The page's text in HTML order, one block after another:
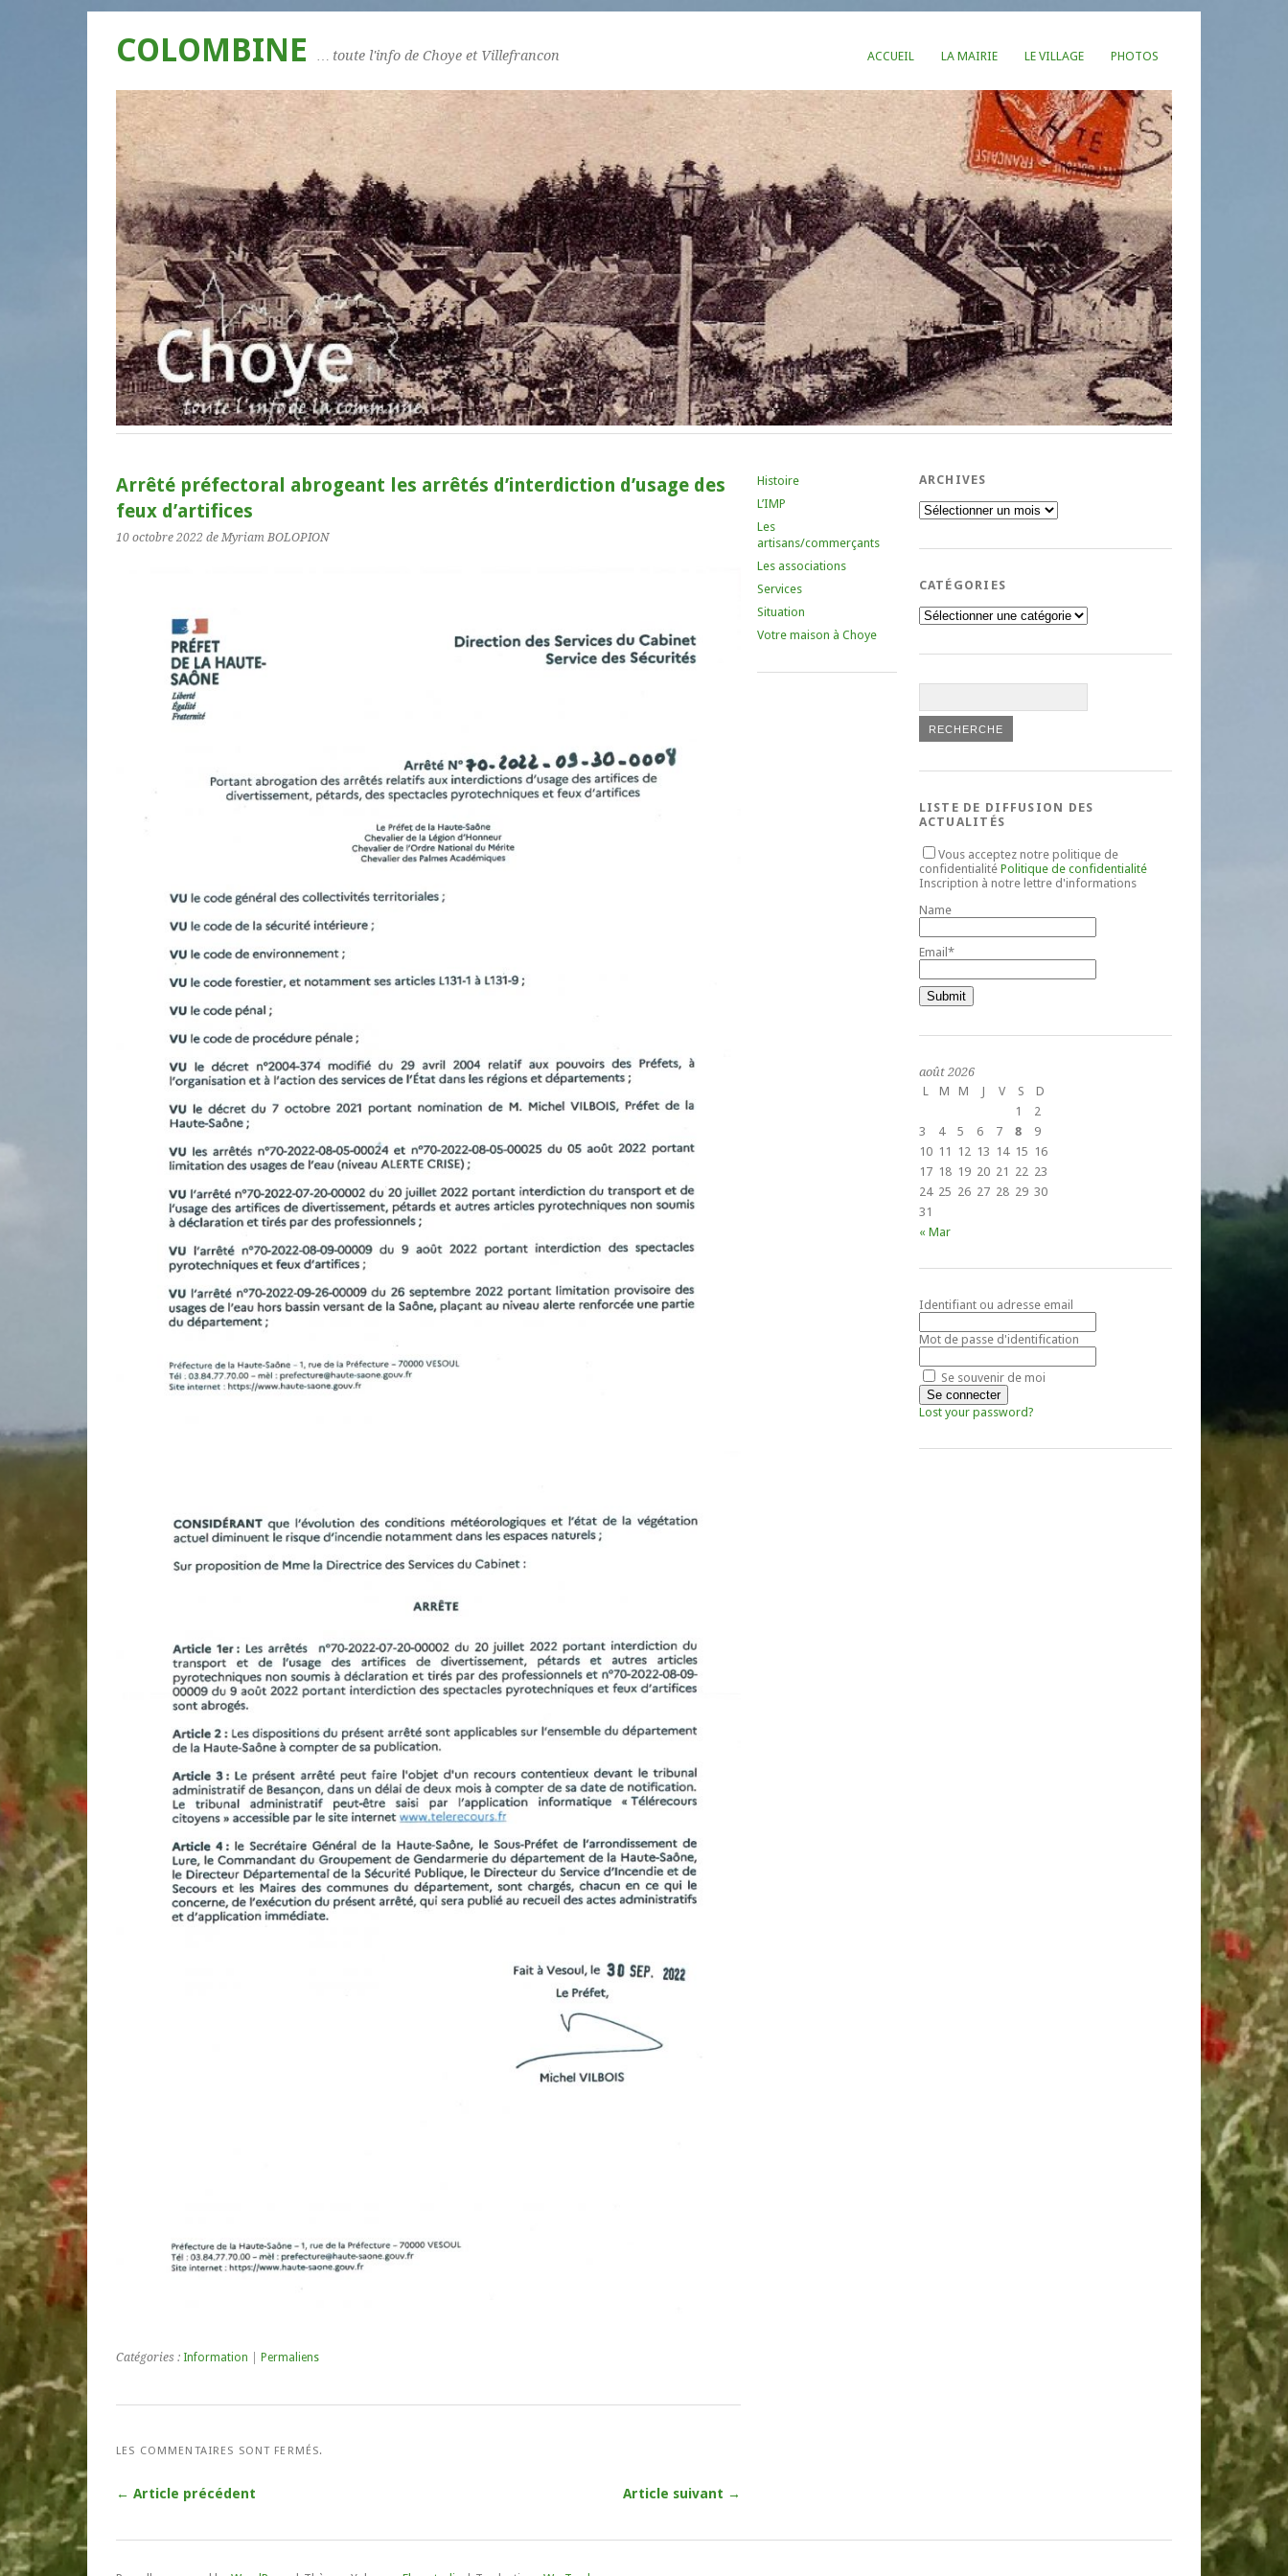
ACCUEIL LA MAIRIE LE VILLAGE PHOTOS
COLOMBINE … toute l'info de Choye et Villefrancon
Arrêté préfectoral abrogeant les arrêtés d’interdiction d’usage des
feux d’artifices
10 octobre 2022 de Myriam BOLOPION
Catégories : Information Permaliens
LES COMMENTAIRES SONT FERMÉS.
← Article précédent Article suivant →
Histoire
L’IMP
Les
artisans/commerçants
Les associations
Services
Situation
Votre maison à Choye
ARCHIVES
Archives
CATÉGORIES
Catégories
LISTE DE DIFFUSION DES
ACTUALITÉS
Vous acceptez notre politique de
confidentialité Politique de confidentialité
Inscription à notre lettre d'informations
Name
Email*
août 2026
L
M M J V S
D
1
2
3
4 5 6 7 8
9
10 11 12 13 14 15 16
17 18 19 20 21 22 23
24 25 26 27 28 29 30
31
« Mar
Identifiant ou adresse email
Mot de passe d'identification
Se souvenir de moi
Lost your password?